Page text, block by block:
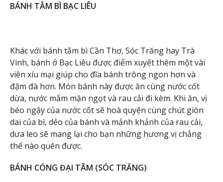
BÁNH TẰM BÌ BẠC LIÊU
Khác với bánh tằm bì Cần Thơ, Sóc Trăng hay Trà
Vinh, bánh ở Bạc Liêu được điểm xuyết thêm một vài
viên xíu mại giúp cho đĩa bánh trông ngon hơn và
đặm đà hơn. Món bánh này được ăn cùng nước cốt
dừa, nước mắm mặn ngọt và rau cải đi kèm. Khi ăn, vị
béo ngậy của nước cốt sẽ hoà quyện cùng chút giòn
dai của bì, dẻo của bánh và mảnh khảnh của rau cải,
dưa leo sẽ mang lại cho bạn những hương vị chẳng
thể nào quên được.
BÁNH CÓNG ĐẠI TÂM (SÓC TRĂNG)